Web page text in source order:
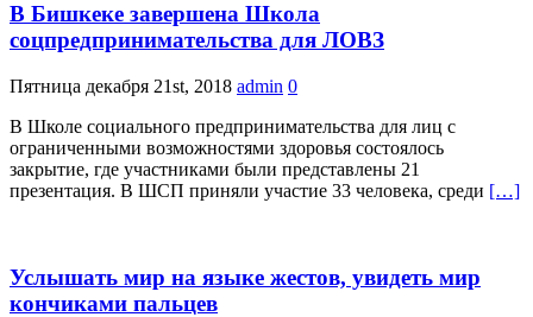
В Бишкеке завершена Школа
соцпредпринимательства для ЛОВЗ
Пятница декабря 21st, 2018 admin 0
В Школе социального предпринимательства для лиц с
ограниченными возможностями здоровья состоялось
закрытие, где участниками были представлены 21
презентация. В ШСП приняли участие 33 человека, среди […]
Услышать мир на языке жестов, увидеть мир
кончиками пальцев